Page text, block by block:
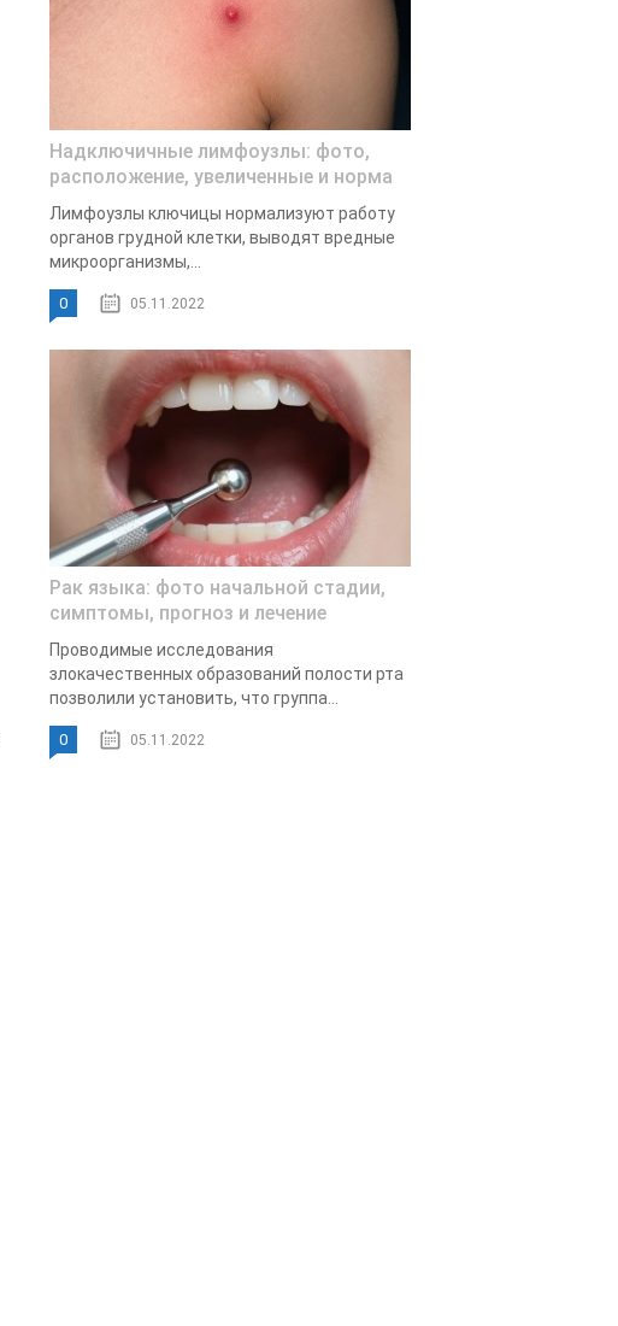
Надключичные лимфоузлы: фото,
расположение, увеличенные и норма
Лимфоузлы ключицы нормализуют работу
органов грудной клетки, выводят вредные
микроорганизмы,...
0 05.11.2022
Рак языка: фото начальной стадии,
симптомы, прогноз и лечение
Проводимые исследования
злокачественных образований полости рта
позволили установить, что группа...
0 05.11.2022